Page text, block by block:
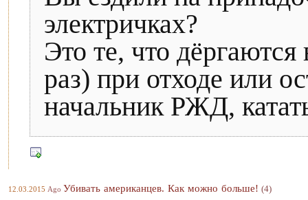
электричках?
Это те, что
раз) при отходе или
начальник РЖД,
12.03.2015 Ago Убивать американцев. Как можно больше! (4)